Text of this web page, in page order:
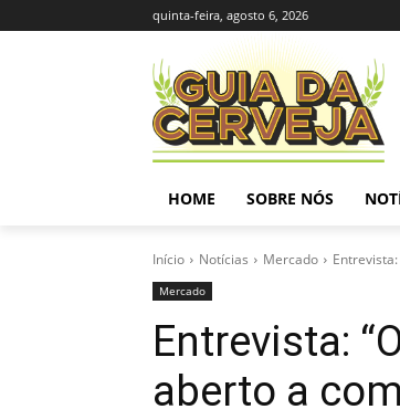
quinta-feira, agosto 6, 2026
HOME SOBRE NÓS
Início Notícias Mercado
Mercado
Entrevista:
aberto a